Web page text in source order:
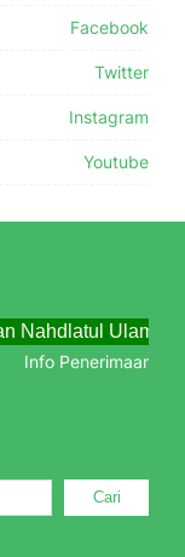
Facebook
Twitter
Instagram
Youtube
Nahdlatul Ulama
Info Penerimaan
Cari